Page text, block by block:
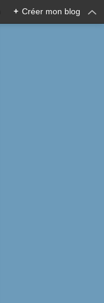
+ Créer mon blog